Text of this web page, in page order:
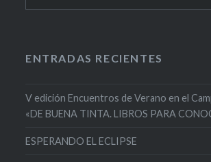
ENTRADAS RECIENTES
V edición Encuentros de Verano en el
«DE BUENA TINTA. LIBROS PARA
ESPERANDO EL ECLIPSE